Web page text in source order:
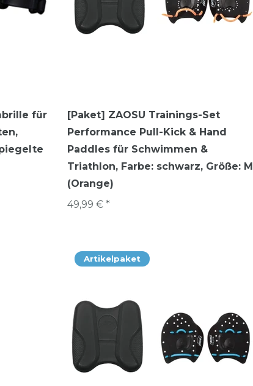
für
,
[Paket] ZAOSU Trainings-Set
Performance Pull-Kick & Hand
Paddles für Schwimmen &
Triathlon, Farbe: schwarz, Größe: M
(Orange)
49,99 € *
Artikelpaket